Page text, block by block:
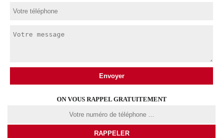
ON VOUS RAPPEL GRATUITEMENT